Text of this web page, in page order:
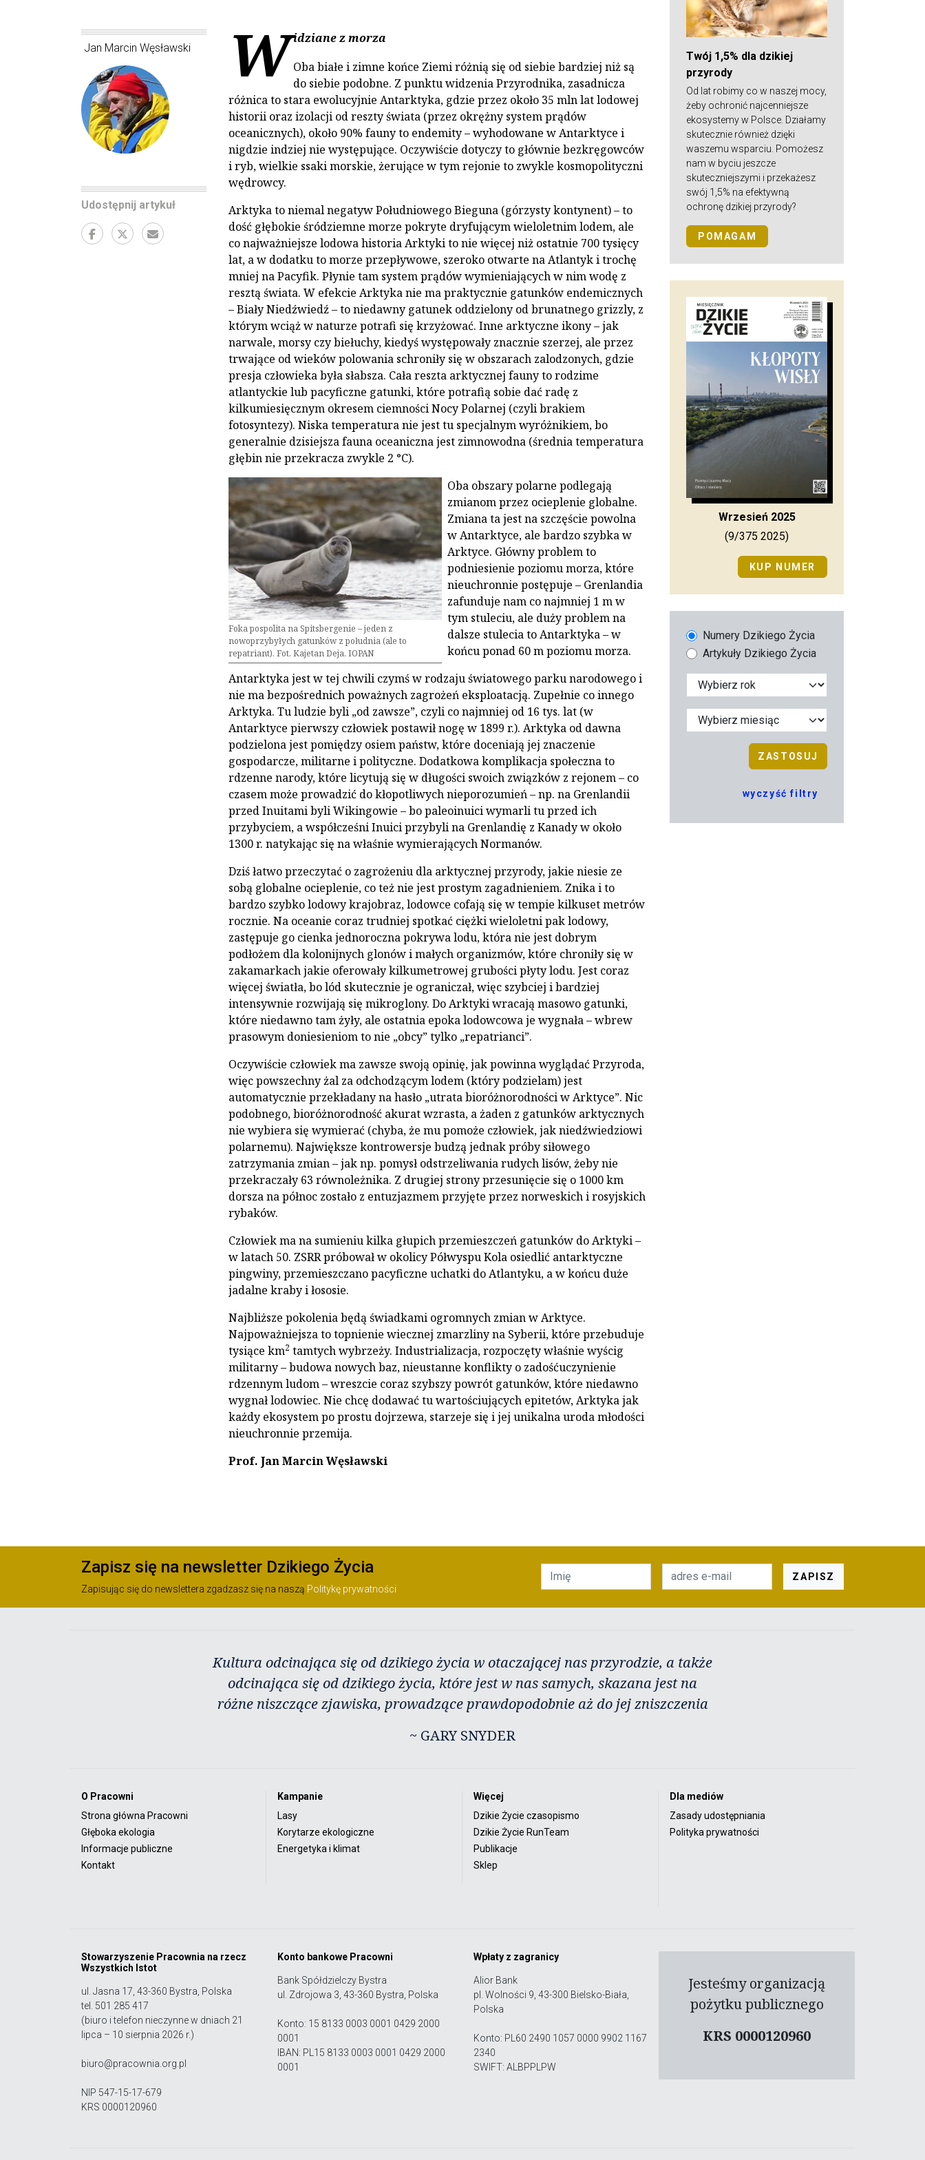
Jan Marcin Węsławski
Udostępnij artykuł
Widziane z morza
Oba białe i zimne końce Ziemi różnią się od siebie bardziej niż są
do siebie podobne. Z punktu widzenia Przyrodnika, zasadnicza
różnica to stara ewolucyjnie Antarktyka, gdzie przez około 35 mln lat lodowej
historii oraz izolacji od reszty świata (przez okrężny system prądów
oceanicznych), około 90% fauny to endemity – wyhodowane w Antarktyce i
nigdzie indziej nie występujące. Oczywiście dotyczy to głównie bezkręgowców
i ryb, wielkie ssaki morskie, żerujące w tym rejonie to zwykle kosmopolityczni
wędrowcy.
Arktyka to niemal negatyw Południowego Bieguna (górzysty kontynent) – to
dość głębokie śródziemne morze pokryte dryfującym wieloletnim lodem, ale
co najważniejsze lodowa historia Arktyki to nie więcej niż ostatnie 700 tysięcy
lat, a w dodatku to morze przepływowe, szeroko otwarte na Atlantyk i trochę
mniej na Pacyfik. Płynie tam system prądów wymieniających w nim wodę z
resztą świata. W efekcie Arktyka nie ma praktycznie gatunków endemicznych
– Biały Niedźwiedź – to niedawny gatunek oddzielony od brunatnego grizzly, z
którym wciąż w naturze potrafi się krzyżować. Inne arktyczne ikony – jak
narwale, morsy czy biełuchy, kiedyś występowały znacznie szerzej, ale przez
trwające od wieków polowania schroniły się w obszarach zalodzonych, gdzie
presja człowieka była słabsza. Cała reszta arktycznej fauny to rodzime
atlantyckie lub pacyficzne gatunki, które potrafią sobie dać radę z
kilkumiesięcznym okresem ciemności Nocy Polarnej (czyli brakiem
fotosyntezy). Niska temperatura nie jest tu specjalnym wyróżnikiem, bo
generalnie dzisiejsza fauna oceaniczna jest zimnowodna (średnia temperatura
głębin nie przekracza zwykle 2 °C).
Foka pospolita na Spitsbergenie – jeden z
nowoprzybyłych gatunków z południa (ale to
repatriant). Fot. Kajetan Deja, IOPAN
Oba obszary polarne podlegają
zmianom przez ocieplenie globalne.
Zmiana ta jest na szczęście powolna
w Antarktyce, ale bardzo szybka w
Arktyce. Główny problem to
podniesienie poziomu morza, które
nieuchronnie postępuje – Grenlandia
zafunduje nam co najmniej 1 m w
tym stuleciu, ale duży problem na
dalsze stulecia to Antarktyka – w
końcu ponad 60 m poziomu morza.
Antarktyka jest w tej chwili czymś w rodzaju światowego parku narodowego i
nie ma bezpośrednich poważnych zagrożeń eksploatacją. Zupełnie co innego
Arktyka. Tu ludzie byli „od zawsze”, czyli co najmniej od 16 tys. lat (w
Antarktyce pierwszy człowiek postawił nogę w 1899 r.). Arktyka od dawna
podzielona jest pomiędzy osiem państw, które doceniają jej znaczenie
gospodarcze, militarne i polityczne. Dodatkowa komplikacja społeczna to
rdzenne narody, które licytują się w długości swoich związków z rejonem – co
czasem może prowadzić do kłopotliwych nieporozumień – np. na Grenlandii
przed Inuitami byli Wikingowie – bo paleoinuici wymarli tu przed ich
przybyciem, a współcześni Inuici przybyli na Grenlandię z Kanady w około
1300 r. natykając się na właśnie wymierających Normanów.
Dziś łatwo przeczytać o zagrożeniu dla arktycznej przyrody, jakie niesie ze
sobą globalne ocieplenie, co też nie jest prostym zagadnieniem. Znika i to
bardzo szybko lodowy krajobraz, lodowce cofają się w tempie kilkuset metrów
rocznie. Na oceanie coraz trudniej spotkać ciężki wieloletni pak lodowy,
zastępuje go cienka jednoroczna pokrywa lodu, która nie jest dobrym
podłożem dla kolonijnych glonów i małych organizmów, które chroniły się w
zakamarkach jakie oferowały kilkumetrowej grubości płyty lodu. Jest coraz
więcej światła, bo lód skutecznie je ograniczał, więc szybciej i bardziej
intensywnie rozwijają się mikroglony. Do Arktyki wracają masowo gatunki,
które niedawno tam żyły, ale ostatnia epoka lodowcowa je wygnała – wbrew
prasowym doniesieniom to nie „obcy” tylko „repatrianci”.
Oczywiście człowiek ma zawsze swoją opinię, jak powinna wyglądać Przyroda,
więc powszechny żal za odchodzącym lodem (który podzielam) jest
automatycznie przekładany na hasło „utrata bioróżnorodności w Arktyce”. Nic
podobnego, bioróżnorodność akurat wzrasta, a żaden z gatunków arktycznych
nie wybiera się wymierać (chyba, że mu pomoże człowiek, jak niedźwiedziowi
polarnemu). Największe kontrowersje budzą jednak próby siłowego
zatrzymania zmian – jak np. pomysł odstrzeliwania rudych lisów, żeby nie
przekraczały 63 równoleżnika. Z drugiej strony przesunięcie się o 1000 km
dorsza na północ zostało z entuzjazmem przyjęte przez norweskich i rosyjskich
rybaków.
Człowiek ma na sumieniu kilka głupich przemieszczeń gatunków do Arktyki –
w latach 50. ZSRR próbował w okolicy Półwyspu Kola osiedlić antarktyczne
pingwiny, przemieszczano pacyficzne uchatki do Atlantyku, a w końcu duże
jadalne kraby i łososie.
Najbliższe pokolenia będą świadkami ogromnych zmian w Arktyce.
Najpoważniejsza to topnienie wiecznej zmarzliny na Syberii, które przebuduje
tysiące km2 tamtych wybrzeży. Industrializacja, rozpoczęty właśnie wyścig
militarny – budowa nowych baz, nieustanne konflikty o zadośćuczynienie
rdzennym ludom – wreszcie coraz szybszy powrót gatunków, które niedawno
wygnał lodowiec. Nie chcę dodawać tu wartościujących epitetów, Arktyka jak
każdy ekosystem po prostu dojrzewa, starzeje się i jej unikalna uroda młodości
nieuchronnie przemija.
Prof. Jan Marcin Węsławski
Twój 1,5% dla dzikiej
przyrody
Od lat robimy co w naszej mocy,
żeby ochronić najcenniejsze
ekosystemy w Polsce. Działamy
skutecznie również dzięki
waszemu wsparciu. Pomożesz
nam w byciu jeszcze
skuteczniejszymi i przekażesz
swój 1,5% na efektywną
ochronę dzikiej przyrody?
POMAGAM
Wrzesień 2025
(9/375 2025)
KUP NUMER
Numery Dzikiego Życia
Artykuły Dzikiego Życia
ZASTOSUJ
wyczyść filtry
Zapisz się na newsletter Dzikiego Życia
Zapisując się do newslettera zgadzasz się na naszą Politykę prywatności
ZAPISZ
Kultura odcinająca się od dzikiego życia w otaczającej nas przyrodzie, a także
odcinająca się od dzikiego życia, które jest w nas samych, skazana jest na
różne niszczące zjawiska, prowadzące prawdopodobnie aż do jej zniszczenia
~ GARY SNYDER
O Pracowni
Strona główna Pracowni
Głęboka ekologia
Informacje publiczne
Kontakt
Kampanie
Lasy
Korytarze ekologiczne
Energetyka i klimat
Więcej
Dzikie Życie czasopismo
Dzikie Życie RunTeam
Publikacje
Sklep
Dla mediów
Zasady udostępniania
Polityka prywatności
Stowarzyszenie Pracownia na rzecz
Wszystkich Istot
ul. Jasna 17, 43-360 Bystra, Polska
tel. 501 285 417
(biuro i telefon nieczynne w dniach 21
lipca – 10 sierpnia 2026 r.)
biuro@pracownia.org.pl
NIP 547-15-17-679
KRS 0000120960
Konto bankowe Pracowni
Bank Spółdzielczy Bystra
ul. Zdrojowa 3, 43-360 Bystra, Polska
Konto: 15 8133 0003 0001 0429 2000
0001
IBAN: PL15 8133 0003 0001 0429 2000
0001
Wpłaty z zagranicy
Alior Bank
pl. Wolności 9, 43-300 Bielsko-Biała,
Polska
Konto: PL60 2490 1057 0000 9902 1167
2340
SWIFT: ALBPPLPW
Jesteśmy organizacją
pożytku publicznego
KRS 0000120960